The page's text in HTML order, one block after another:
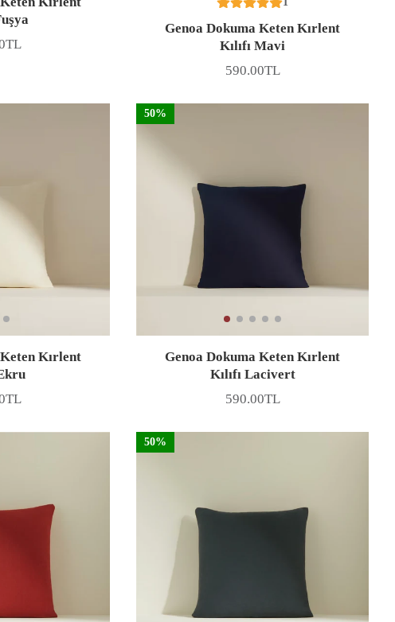
Genoa Dokuma Keten Kırlent
Kılıfı Mavi
Fiyat
590.00TL
Kırlent
50%
Genoa Dokuma Keten Kırlent
Kılıfı Lacivert
Fiyat
590.00TL
50%